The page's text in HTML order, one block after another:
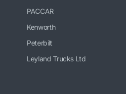
PACCAR
Kenworth
Peterbilt
Leyland Trucks Ltd